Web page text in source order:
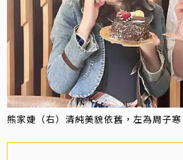
熊家婕（右）清純美貌依舊，左為周子